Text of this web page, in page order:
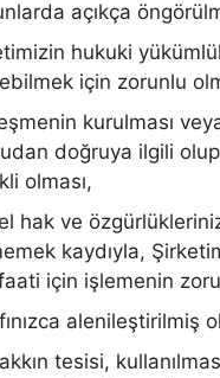
açıkça
hukuki
için zorunlu
kurulması
doğruya ilgili
olması,
hak ve
kaydıyla,
için işlemenin
alenileştirilmiş
tesisi,